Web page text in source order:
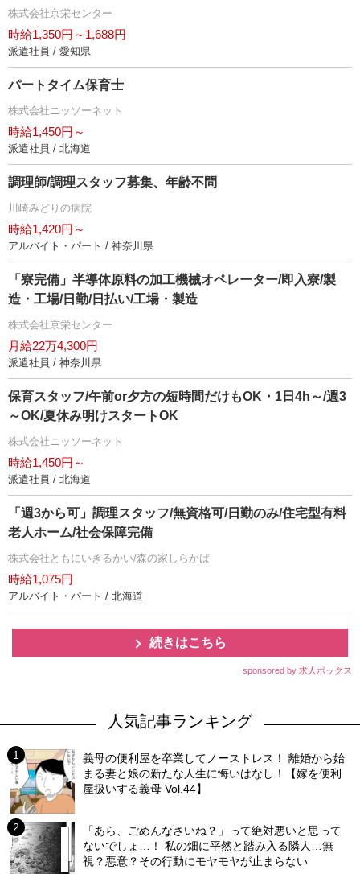
株式会社京栄センター
時給1,350円～1,688円
派遣社員 / 愛知県
パートタイム保育士
株式会社ニッソーネット
時給1,450円～
派遣社員 / 北海道
調理師/調理スタッフ募集、年齢不問
川崎みどりの病院
時給1,420円～
アルバイト・パート / 神奈川県
「寮完備」半導体原料の加工機械オペレーター/即入寮/製
造・工場/日勤/日払い/工場・製造
株式会社京栄センター
月給22万4,300円
派遣社員 / 神奈川県
保育スタッフ/午前or夕方の短時間だけもOK・1日4h～/週3
～OK/夏休み明けスタートOK
株式会社ニッソーネット
時給1,450円～
派遣社員 / 北海道
「週3から可」調理スタッフ/無資格可/日勤のみ/住宅型有料
老人ホーム/社会保障完備
株式会社ともにいきるかい/森の家しらかば
時給1,075円
アルバイト・パート / 北海道
続きはこちら
sponsored by 求人ボックス
人気記事ランキング
義母の便利屋を卒業してノーストレス！ 離婚から始
まる妻と娘の新たな人生に悔いはなし！【嫁を便利
屋扱いする義母 Vol.44】
「あら、ごめんなさいね？」って絶対悪いと思って
ないでしょ…！ 私の畑に平然と踏み入る隣人…無
視？悪意？その行動にモヤモヤが止まらない